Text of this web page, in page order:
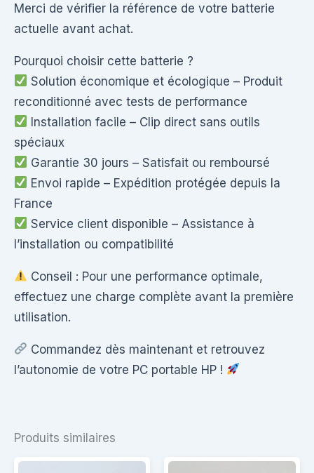
Merci de vérifier la référence de votre batterie
actuelle avant achat.
Pourquoi choisir cette batterie ?
Solution économique et écologique – Produit
reconditionné avec tests de performance
Installation facile – Clip direct sans outils
spéciaux
Garantie 30 jours – Satisfait ou remboursé
Envoi rapide – Expédition protégée depuis la
France
Service client disponible – Assistance à
l’installation ou compatibilité
Conseil : Pour une performance optimale,
effectuez une charge complète avant la première
utilisation.
Commandez dès maintenant et retrouvez
l’autonomie de votre PC portable HP !
Produits similaires